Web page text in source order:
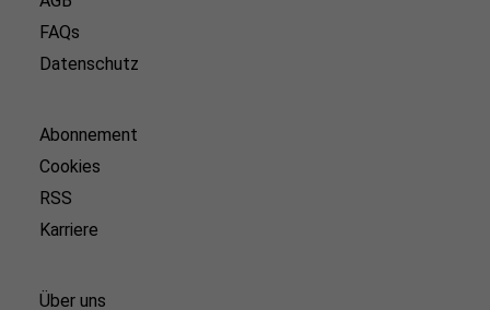
FAQs
Datenschutz
Abonnement
Cookies
RSS
Karriere
Über uns